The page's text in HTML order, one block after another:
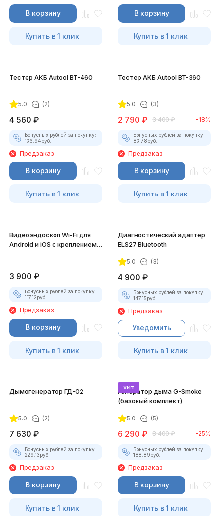
В корзину
Купить в 1 клик
В корзину
Купить в 1 клик
Тестер АКБ Autool BT-460
5.0 (2)
4 560 ₽
Бонусных рублей за покупку:
136.94руб.
Предзаказ
В корзину
Купить в 1 клик
Тестер АКБ Autool BT-360
5.0 (3)
2 790 ₽ 3 400 ₽ -18%
Бонусных рублей за покупку:
83.78руб.
Предзаказ
В корзину
Купить в 1 клик
Видеоэндоскоп Wi-Fi для
Android и iOS с креплением
3 900 ₽
Бонусных рублей за покупку:
117.12руб.
Предзаказ
В корзину
Купить в 1 клик
Диагностический адаптер
ELS27 Bluetooth
5.0 (3)
4 900 ₽
Бонусных рублей за покупку:
147.15руб.
Предзаказ
Уведомить
Купить в 1 клик
Дымогенератор ГД-02
5.0 (2)
7 630 ₽
Бонусных рублей за покупку:
229.13руб.
Предзаказ
В корзину
Купить в 1 клик
хит
Генератор дыма G-Smoke
(базовый комплект)
5.0 (5)
6 290 ₽ 8 400 ₽ -25%
Бонусных рублей за покупку:
188.89руб.
Предзаказ
В корзину
Купить в 1 клик